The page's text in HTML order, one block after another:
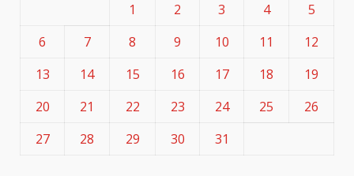
1
2 3 4
5
6
7 8 9 10 11
12
13
14 15 16 17 18
19
20
21 22 23 24 25
26
27
28 29 30 31